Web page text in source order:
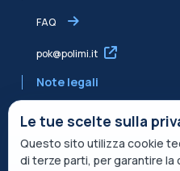
FAQ
pok@polimi.it
Note legali
Informativa condivisa
Le tue scelte sulla
Questo sito utilizza cookie
di terze parti, per garantire la